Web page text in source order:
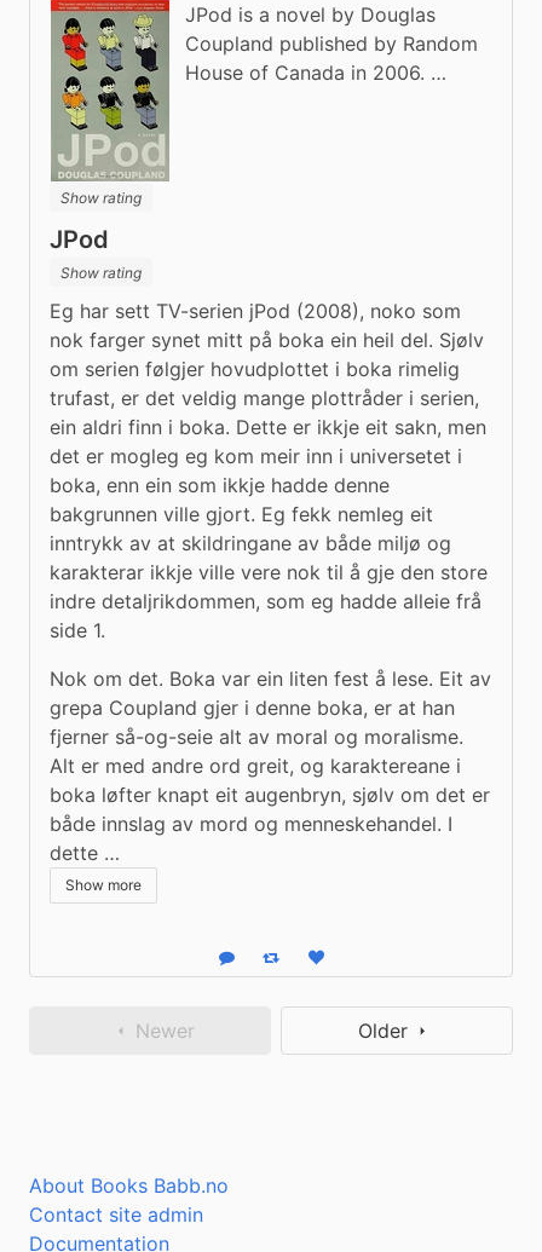
Show rating
JPod is a novel by Douglas
Coupland published by Random
House of Canada in 2006. …
JPod
Show rating
Eg har sett TV-serien jPod (2008), noko som
nok farger synet mitt på boka ein heil del. Sjølv
om serien følgjer hovudplottet i boka rimelig
trufast, er det veldig mange plottråder i serien,
ein aldri finn i boka. Dette er ikkje eit sakn, men
det er mogleg eg kom meir inn i universetet i
boka, enn ein som ikkje hadde denne
bakgrunnen ville gjort. Eg fekk nemleg eit
inntrykk av at skildringane av både miljø og
karakterar ikkje ville vere nok til å gje den store
indre detaljrikdommen, som eg hadde alleie frå
side 1.
Nok om det. Boka var ein liten fest å lese. Eit av
grepa Coupland gjer i denne boka, er at han
fjerner så-og-seie alt av moral og moralisme.
Alt er med andre ord greit, og karaktereane i
boka løfter knapt eit augenbryn, sjølv om det er
både innslag av mord og menneskehandel. I
dette …
Show more
Reply Boost statusLike status
Newer Older
About Books Babb.no
Contact site admin
Documentation